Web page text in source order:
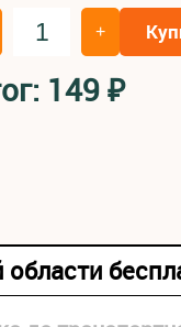
+
149₽